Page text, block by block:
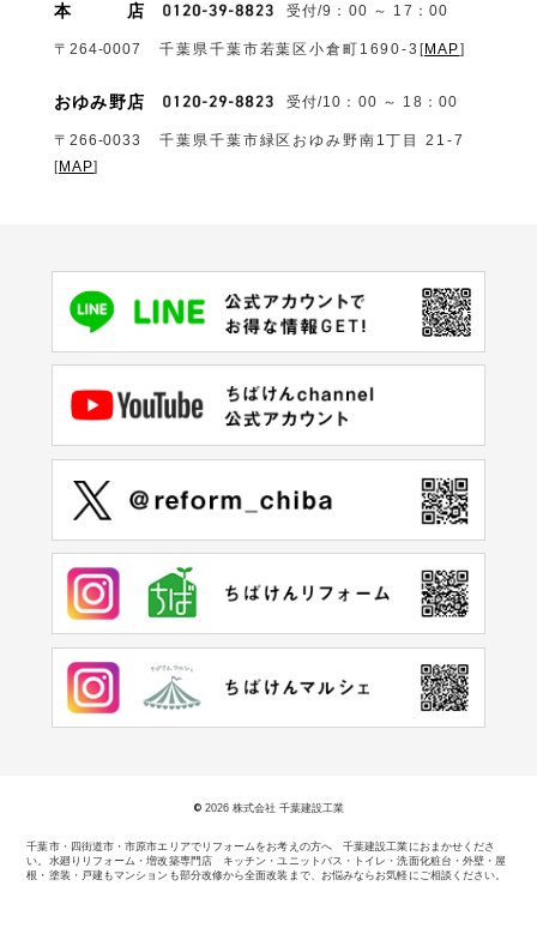
本 店 受付/9：00 ～ 17：00
〒264-0007 千葉県千葉市若葉区小倉町1690‐3 [MAP]
おゆみ野店 受付/10：00 ～ 18：00
〒266-0033
千葉県千葉市緑区おゆみ野南1丁目 21-7
[MAP]
千葉市・四街道市・市原市エリアでリフォームをお考えの方へ 千葉建設工業におまかせくださ
い。 水廻りリフォーム・増改築専門店 キッチン・ユニットバス・トイレ・洗面化粧台・外壁・屋
根・塗装・戸建もマンションも部分改修から全面改装まで、お悩みならお気軽にご相談ください。
© 2026 株式会社 千葉建設工業